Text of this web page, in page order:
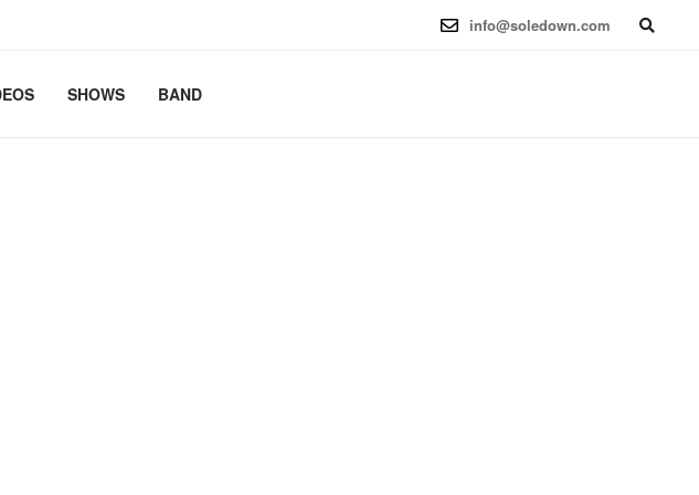
Debian 6.12.41-1 (2025-08-12) x86_64info@soledown.com
SHOWS BAND